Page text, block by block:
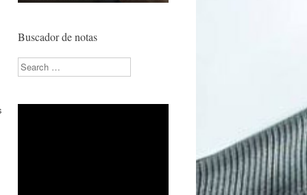
Buscador de notas
Search